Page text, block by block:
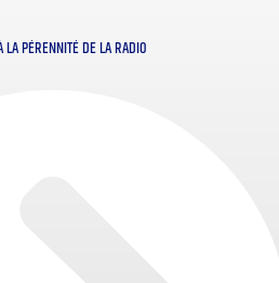
LA PÉRENNITÉ DE LA RADIO